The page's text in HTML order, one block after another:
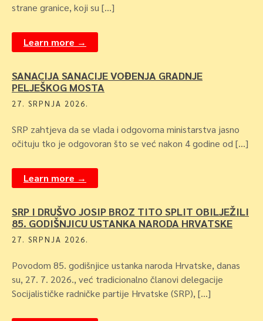
strane granice, koji su […]
Learn more →
SANACIJA SANACIJE VOĐENJA GRADNJE
PELJEŠKOG MOSTA
27. SRPNJA 2026.
SRP zahtjeva da se vlada i odgovorna ministarstva jasno
očituju tko je odgovoran što se već nakon 4 godine od […]
Learn more →
SRP I DRUŠVO JOSIP BROZ TITO SPLIT OBILJEŽILI
85. GODIŠNJICU USTANKA NARODA HRVATSKE
27. SRPNJA 2026.
Povodom 85. godišnjice ustanka naroda Hrvatske, danas
su, 27. 7. 2026., već tradicionalno članovi delegacije
Socijalističke radničke partije Hrvatske (SRP), […]